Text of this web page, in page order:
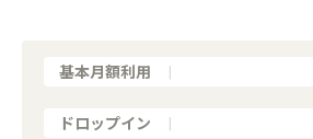
基本月額利用 |
ドロップイン |